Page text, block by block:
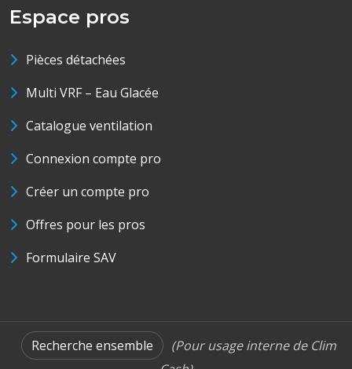
Espace pros
Pièces détachées
Multi VRF – Eau Glacée
Catalogue ventilation
Connexion compte pro
Créer un compte pro
Offres pour les pros
Formulaire SAV
Recherche ensemble
(Pour usage interne de Clim